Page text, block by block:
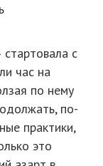
с
час на
по нему
по-
практики,
это